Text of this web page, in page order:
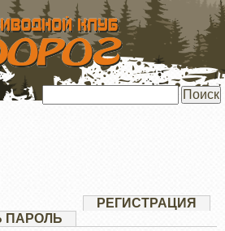
РЕГИСТРАЦИЯ
ПАРОЛЬ